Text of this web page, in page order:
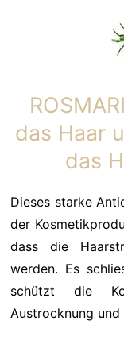
das Haar
das
Dieses starke
der
dass die
werden. Es
schützt die
Austrocknung